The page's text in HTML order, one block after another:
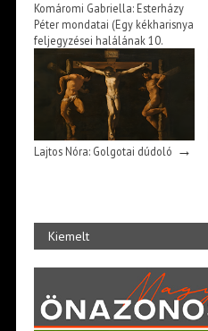
Komáromi Gabriella: Esterházy
Péter mondatai (Egy kékharisnya
feljegyzései halálának 10.
évfordulóján)* →
Lajtos Nóra: Golgotai dúdoló →
Kiemelt